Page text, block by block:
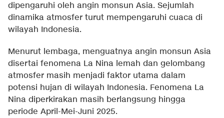
dipengaruhi oleh angin monsun Asia. Sejumlah
dinamika atmosfer turut mempengaruhi cuaca di
wilayah Indonesia.
Menurut lembaga, menguatnya angin monsun Asia
disertai fenomena La Nina lemah dan gelombang
atmosfer masih menjadi faktor utama dalam
potensi hujan di wilayah Indonesia. Fenomena La
Nina diperkirakan masih berlangsung hingga
periode April-Mei-Juni 2025.